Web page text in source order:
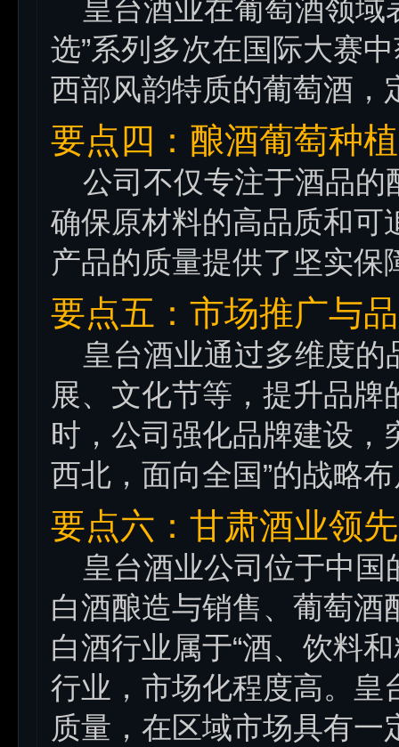
皇台酒业在葡萄酒领域
选”系列多次在国际大赛
西部风韵特质的葡萄酒，
要点四：酿酒葡萄种植
公司不仅专注于酒品的
确保原材料的高品质和可
产品的质量提供了坚实保
要点五：市场推广与
皇台酒业通过多维度的
展、文化节等，提升品
时，公司强化品牌建设，
西北，面向全国”的战略
要点六：甘肃酒业领
皇台酒业公司位于中国
白酒酿造与销售、葡萄
白酒行业属于“酒、饮料
行业，市场化程度高。皇
质量，在区域市场具有